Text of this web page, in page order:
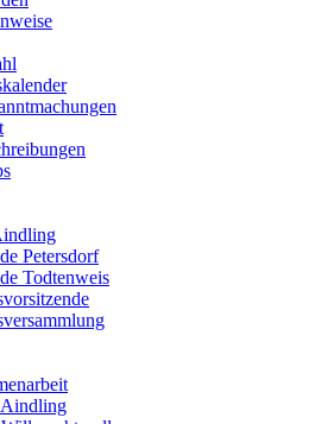
Petersdorf
Todtenweis
Aindling